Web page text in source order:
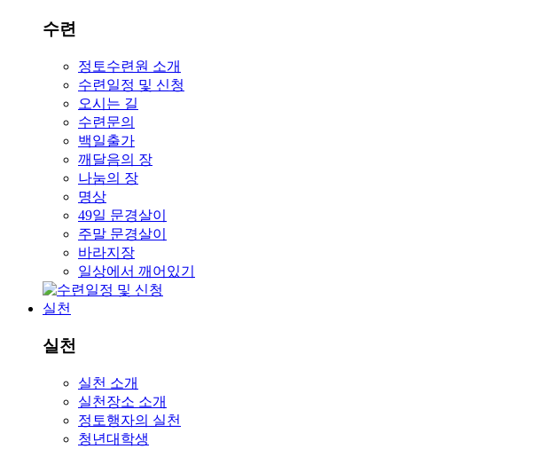
수련
정토수련원 소개
수련일정 및 신청
오시는 길
수련문의
백일출가
깨달음의 장
나눔의 장
명상
49일 문경살이
주말 문경살이
바라지장
일상에서 깨어있기
실천
실천
실천 소개
실천장소 소개
정토행자의 실천
청년대학생